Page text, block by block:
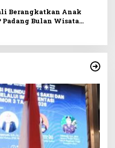
Berangkatkan Anak
Bulan Wisata